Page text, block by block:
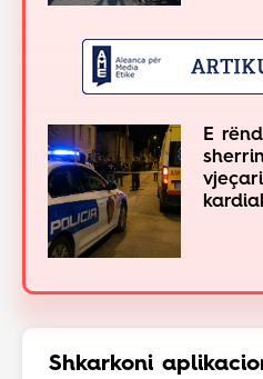
E
Shkarkoni